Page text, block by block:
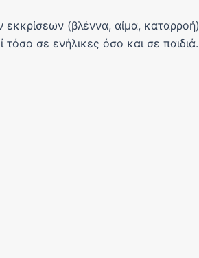
(βλέννα, αίμα, καταρροή)
τόσο σε ενήλικες όσο και σε παιδιά.